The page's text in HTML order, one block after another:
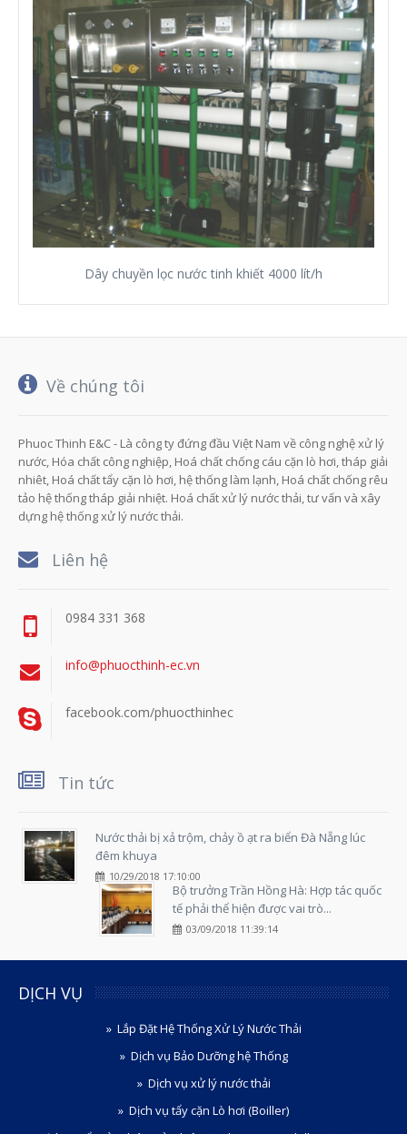
Dây chuyền lọc nước tinh khiết 4000 lít/h
Về chúng tôi
Phuoc Thinh E&C - Là công ty đứng đầu Việt Nam về công nghệ xử lý
nước, Hóa chất công nghiệp, Hoá chất chống cáu cặn lò hơi, tháp giải
nhiêt, Hoá chất tẩy cặn lò hơi, hệ thống làm lạnh, Hoá chất chống rêu
tảo hệ thống tháp giải nhiệt. Hoá chất xử lý nước thải, tư vấn và xây
dựng hệ thống xử lý nước thải.
Liên hệ
0984 331 368
info@phuocthinh-ec.vn
facebook.com/phuocthinhec
Tin tức
Nước thải bị xả trộm, chảy ồ ạt ra biển Đà Nẵng lúc
đêm khuya
10/29/2018 17:10:00
Bộ trưởng Trần Hồng Hà: Hợp tác quốc
tế phải thể hiện được vai trò...
03/09/2018 11:39:14
DỊCH VỤ
Lắp Đặt Hệ Thống Xử Lý Nước Thải
Dịch vụ Bảo Dưỡng hệ Thống
Dịch vụ xử lý nước thải
Dịch vụ tẩy cặn Lò hơi (Boiller)